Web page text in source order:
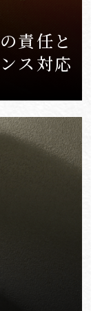
責任と
ス対応